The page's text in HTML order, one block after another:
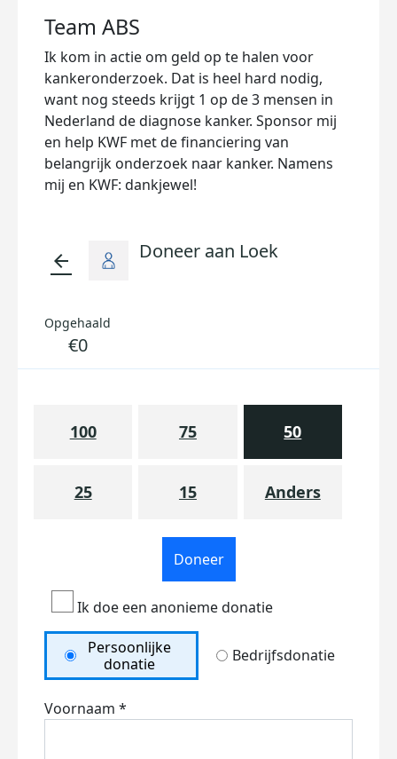
Team ABS
Ik kom in actie om geld op te halen voor
kankeronderzoek. Dat is heel hard nodig,
want nog steeds krijgt 1 op de 3 mensen in
Nederland de diagnose kanker. Sponsor mij
en help KWF met de financiering van
belangrijk onderzoek naar kanker. Namens
mij en KWF: dankjewel!
arrow_back Doneer aan Loek
Opgehaald
€0
100 75 50
25 15 Anders
Doneer
Ik doe een anonieme donatie
Persoonlijke
donatie
Bedrijfsdonatie
Voornaam *